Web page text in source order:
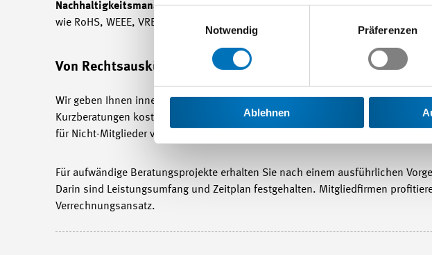
Einwilligungsauswahl
Notwendig
Präferenzen
Ablehnen
Nachhaltigkeitsmanagement, zurNachhaltigkeitsberichterstattung, den
wie RoHS, WEEE, VREG.
Von Rechtsauskünften bis zu umfangreichen Fachberatungen
Wir geben Ihnen innerhalb kurzer Zeit telefonisch oder per E-Mail-Auskunft.
Kurzberatungen kostenlos. Aber auch Nicht-Mitglieder können von unserem
für Nicht-Mitglieder verrechnen wir nach Aufwand.
Für aufwändige Beratungsprojekte erhalten Sie nach einem ausführlichen
Darin sind Leistungsumfang und Zeitplan festgehalten. Mitgliedfirmen
Verrechnungsansatz.